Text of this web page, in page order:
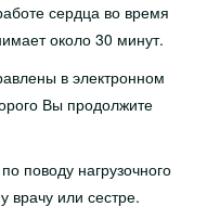
сердца во время
около 30 минут.
в электронном
Вы продолжите
поводу нагрузочного
врачу или сестре.